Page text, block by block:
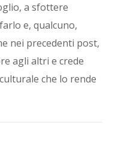
a sfottere
e, qualcuno,
nei precedenti post,
agli altri e crede
che lo rende